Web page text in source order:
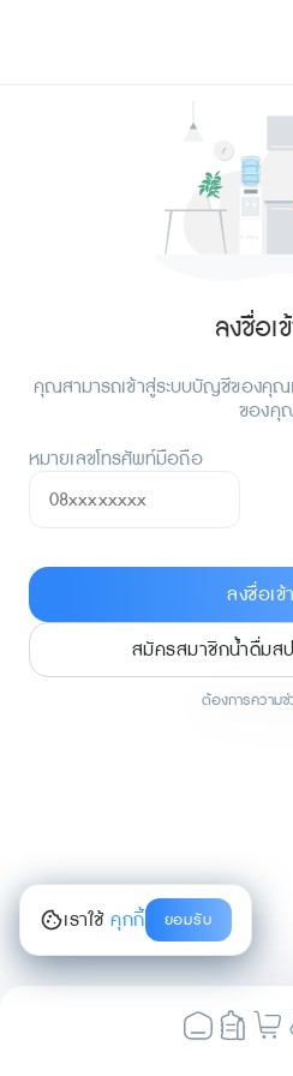
ลงชื่อเ
คุณสามารถเข้าสู่ระบบบัญชีของคุณ
ของคุ
หมายเลขโทรศัพท์มือถือ
ลงชื่อเข้
สมัครสมาชิกน้ำดื่มส
ต้องการความ
เราใช้คุกกี้ ยอมรับ